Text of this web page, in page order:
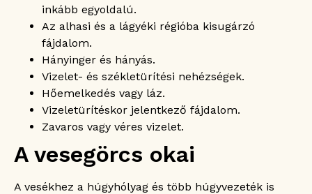
inkább egyoldalú.
Az alhasi és a lágyéki régióba kisugárzó
fájdalom.
Hányinger és hányás.
Vizelet- és székletürítési nehézségek.
Hőemelkedés vagy láz.
Vizeletürítéskor jelentkező fájdalom.
Zavaros vagy véres vizelet.
A vesegörcs okai
A vesékhez a húgyhólyag és több húgyvezeték is